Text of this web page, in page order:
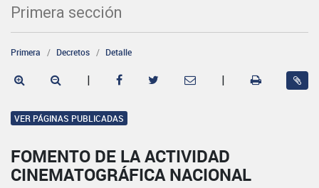
Primera sección
Primera Decretos Detalle
| |
VER PÁGINAS PUBLICADAS
FOMENTO DE LA ACTIVIDAD
CINEMATOGRÁFICA NACIONAL